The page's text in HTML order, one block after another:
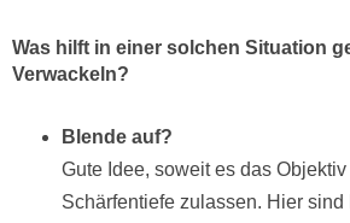
Was hilft in einer solchen Situation
Verwackeln?
Blende auf?
Gute Idee, soweit es das
Schärfentiefe zulassen. Hier